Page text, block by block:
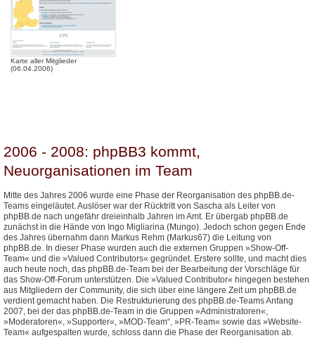
Karte aller Mitglieder
(06.04.2006)
2006 - 2008: phpBB3 kommt,
Neuorganisationen im Team
Mitte des Jahres 2006 wurde eine Phase der Reorganisation des phpBB.de-
Teams eingeläutet. Auslöser war der Rücktritt von Sascha als Leiter von
phpBB.de nach ungefähr dreieinhalb Jahren im Amt. Er übergab phpBB.de
zunächst in die Hände von Ingo Migliarina (Mungo). Jedoch schon gegen Ende
des Jahres übernahm dann Markus Rehm (Markus67) die Leitung von
phpBB.de. In dieser Phase wurden auch die externen Gruppen »Show-Off-
Team« und die »Valued Contributors« gegründet. Erstere sollte, und macht dies
auch heute noch, das phpBB.de-Team bei der Bearbeitung der Vorschläge für
das Show-Off-Forum unterstützen. Die »Valued Contributor« hingegen bestehen
aus Mitgliedern der Community, die sich über eine längere Zeit um phpBB.de
verdient gemacht haben. Die Restrukturierung des phpBB.de-Teams Anfang
2007, bei der das phpBB.de-Team in die Gruppen »Administratoren«,
»Moderatoren«, »Supporter«, »MOD-Team“, »PR-Team« sowie das »Website-
Team« aufgespalten wurde, schloss dann die Phase der Reorganisation ab.